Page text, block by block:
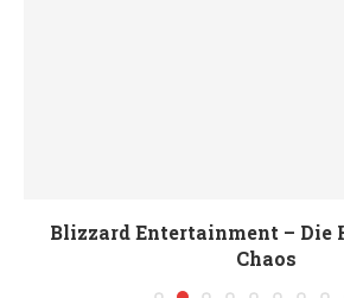
Blizzard Entertainment – Die
Chaos